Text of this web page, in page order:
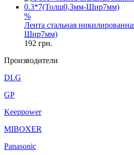
%
Лента стальная
Шир7мм)
192 грн.
Производители
DLG
GP
Keeppower
MIBOXER
Panasonic